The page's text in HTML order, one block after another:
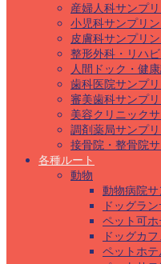
産婦人科サンプ
小児科サンプリ
皮膚科サンプリ
整形外科・リハ
人間ドック・健
歯科医院サンプ
審美歯科サンプ
美容クリニック
調剤薬局サンプ
接骨院・整骨院
各種ルート
動物
動物病院
ドッグラ
ペット可
ドッグカ
ペットホ